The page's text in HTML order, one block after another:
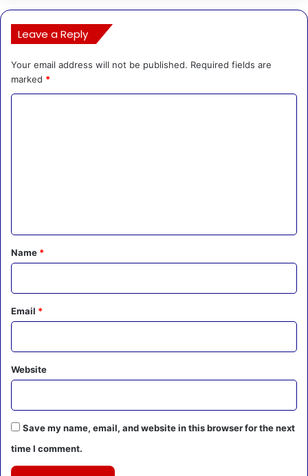
Leave a Reply
Your email address will not be published. Required fields are
marked *
*
Name *
Email *
Website
Save my name, email, and website in this browser for the next
time I comment.